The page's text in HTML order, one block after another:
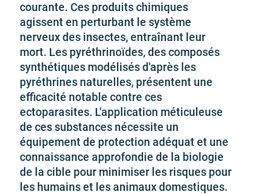
courante. Ces produits chimiques
agissent en perturbant le système
nerveux des insectes, entraînant leur
mort. Les pyréthrinoïdes, des composés
synthétiques modélisés d'après les
pyréthrines naturelles, présentent une
efficacité notable contre ces
ectoparasites. L'application méticuleuse
de ces substances nécessite un
équipement de protection adéquat et une
connaissance approfondie de la biologie
de la cible pour minimiser les risques pour
les humains et les animaux domestiques.